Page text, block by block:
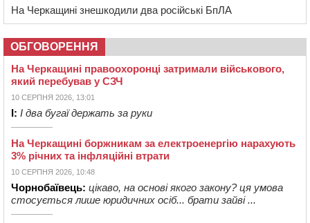
На Черкащині знешкодили два російські БпЛА
ОБГОВОРЕННЯ
На Черкащині правоохоронці затримали військового,
який перебував у СЗЧ
10 СЕРПНЯ 2026, 13:01
І: І два бугаї держать за руки
На Черкащині боржникам за електроенергію нарахують
3% річних та інфляційні втрати
10 СЕРПНЯ 2026, 10:48
Чорнобаївець: цікаво, на основі якого закону? ця умова
стосується лише юридичних осіб... брати зайві ...